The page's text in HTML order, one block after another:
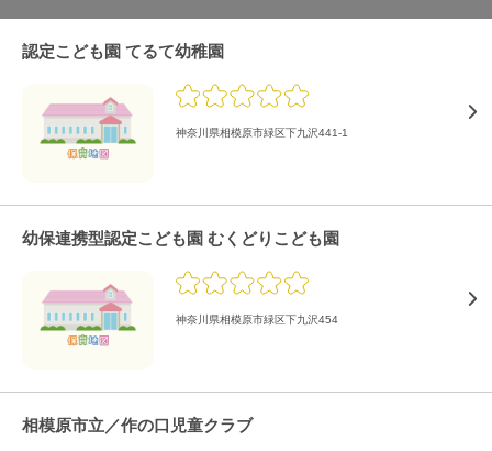
認定こども園 てるて幼稚園
神奈川県相模原市緑区下九沢441-1
幼保連携型認定こども園 むくどりこども園
神奈川県相模原市緑区下九沢454
相模原市立／作の口児童クラブ